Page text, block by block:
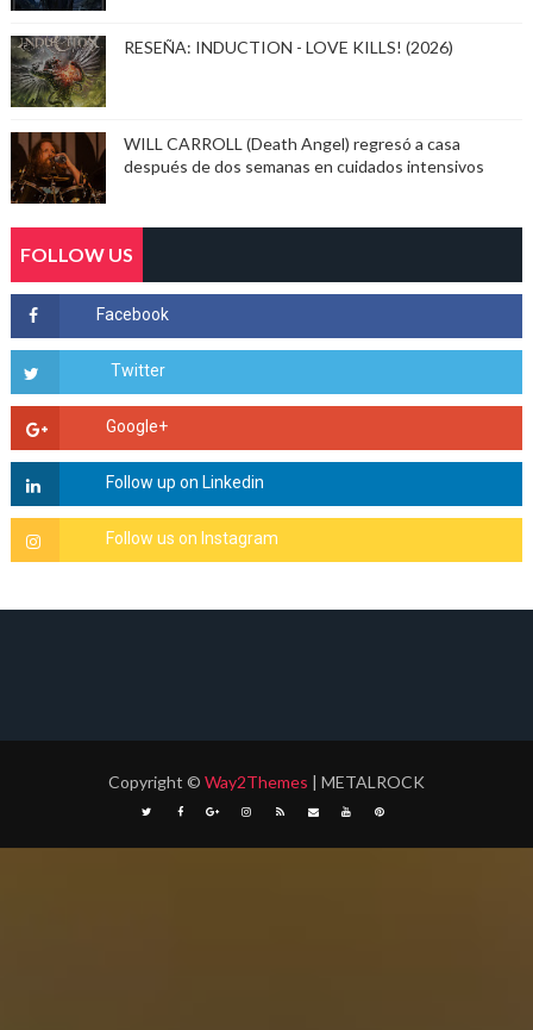
RESEÑA: INDUCTION - LOVE KILLS! (2026)
WILL CARROLL (Death Angel) regresó a casa
después de dos semanas en cuidados intensivos
FOLLOW US
Copyright © Way2Themes | METALROCK